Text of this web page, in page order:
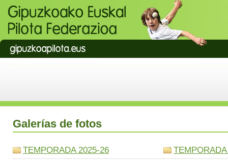
Galerías de fotos
TEMPORADA 2025-26